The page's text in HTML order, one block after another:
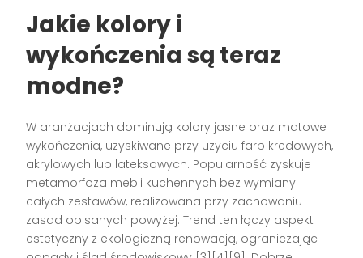
Jakie kolory i
wykończenia są teraz
modne?
W aranżacjach dominują kolory jasne oraz matowe
wykończenia, uzyskiwane przy użyciu farb kredowych,
akrylowych lub lateksowych. Popularność zyskuje
metamorfoza mebli kuchennych bez wymiany
całych zestawów, realizowana przy zachowaniu
zasad opisanych powyżej. Trend ten łączy aspekt
estetyczny z ekologiczną renowacją, ograniczając